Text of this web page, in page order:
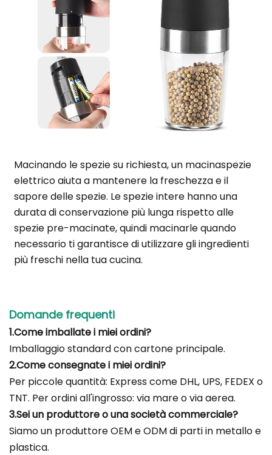
Macinando le spezie su richiesta, un macinaspezie
elettrico aiuta a mantenere la freschezza e il
sapore delle spezie. Le spezie intere hanno una
durata di conservazione più lunga rispetto alle
spezie pre-macinate, quindi macinarle quando
necessario ti garantisce di utilizzare gli ingredienti
più freschi nella tua cucina.
Domande frequenti
1.Come imballate i miei ordini?
Imballaggio standard con cartone principale.
2.Come consegnate i miei ordini?
Per piccole quantità: Express come DHL, UPS, FEDEX o
TNT. Per ordini all'ingrosso: via mare o via aerea.
3.Sei un produttore o una società commerciale?
Siamo un produttore OEM e ODM di parti in metallo e
plastica.